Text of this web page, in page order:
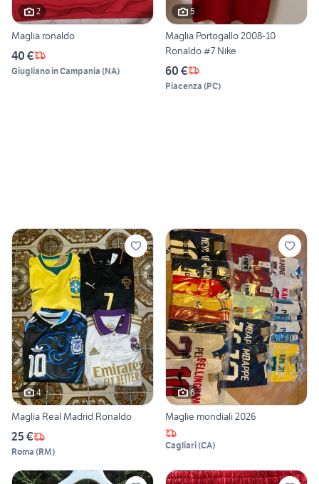
2
Maglia ronaldo
40 €
Giugliano in Campania (NA)
5
Maglia Portogallo 2008-10
Ronaldo #7 Nike
60 €
Piacenza (PC)
4
Maglia Real Madrid Ronaldo
25 €
Roma (RM)
6
Maglie mondiali 2026
Cagliari(CA)